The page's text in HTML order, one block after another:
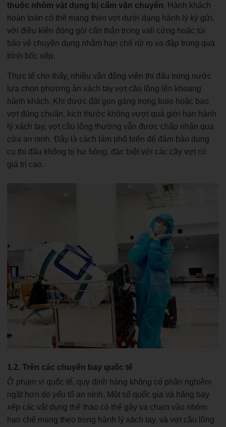
thuộc nhóm vật dụng bị cấm vận chuyển. Hành khách
hoàn toàn có thể mang theo vợt dưới dạng hành lý ký gửi,
với điều kiện đóng gói cẩn thận trong vali cứng hoặc túi
bảo vệ chuyên dụng nhằm hạn chế rủi ro va đập trong quá
trình bốc xếp.
Thực tế cho thấy, nhiều vận động viên thi đấu trong nước
lựa chọn phương án xách tay vợt cầu lông lên khoang
hành khách. Khi được đặt gọn gàng trong balo hoặc bao
vợt đúng chuẩn, kích thước không vượt quá giới hạn hành
lý xách tay, vợt cầu lông thường vẫn được chấp nhận qua
cửa an ninh. Đây là cách làm phổ biến để đảm bảo dụng
cụ thi đấu không bị hư hỏng, đặc biệt với các cây vợt có
giá trị cao.
1.2. Trên các chuyến bay quốc tế
Ở phạm vi quốc tế, quy định hàng không có phần nghiêm
ngặt hơn do yếu tố an ninh. Một số quốc gia và hãng bay
xếp các vật dụng thể thao có thể gây va chạm vào nhóm
hạn chế mang theo trong hành lý xách tay, và vợt cầu lông